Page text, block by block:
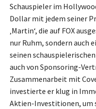
Schauspieler im
Dollar mit jedem seiner
‚Martin‘, die auf FOX
nur Ruhm, sondern auch
seinen
auch von Sponsoring-
Zusammenarbeit mit
investierte er klug in
Aktien-Investitionen, um